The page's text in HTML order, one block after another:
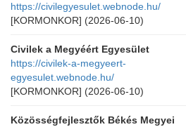
https://civilegyesulet.webnode.hu/
[KORMONKOR] (2026-06-10)
Civilek a Megyéért Egyesület
https://civilek-a-megyeert-
egyesulet.webnode.hu/
[KORMONKOR] (2026-06-10)
Közösségfejlesztők Békés Megyei